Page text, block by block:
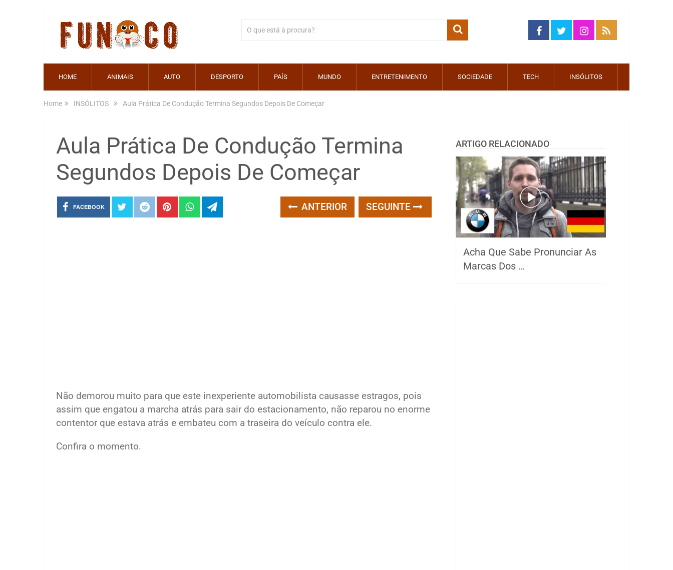
HOME ANIMAIS AUTO DESPORTO PAÍS MUNDO ENTRETENIMENTO SOCIEDADE TECH INSÓLITOS
Home INSÓLITOS Aula Prática De Condução Termina Segundos Depois De Começar
Aula Prática De Condução Termina
Segundos Depois De Começar
FACEBOOK ANTERIOR SEGUINTE
Não demorou muito para que este inexperiente automobilista causasse estragos, pois
assim que engatou a marcha atrás para sair do estacionamento, não reparou no enorme
contentor que estava atrás e embateu com a traseira do veículo contra ele.
Confira o momento.
ARTIGO RELACIONADO
Acha Que Sabe Pronunciar As
Marcas Dos …